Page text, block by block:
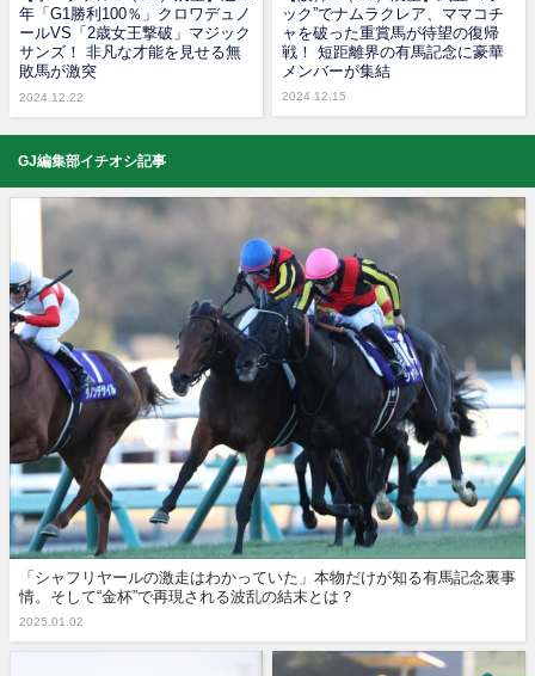
年「G1勝利100％」クロワデュノ
ールVS「2歳女王撃破」マジック
サンズ！ 非凡な才能を見せる無
敗馬が激突
2024.12.22
ック”でナムラクレア、ママコチ
ャを破った重賞馬が待望の復帰
戦！ 短距離界の有馬記念に豪華
メンバーが集結
2024.12.15
GJ編集部イチオシ記事
「シャフリヤールの激走はわかっていた」本物だけが知る有馬記念裏事
情。そして“金杯”で再現される波乱の結末とは？
2025.01.02